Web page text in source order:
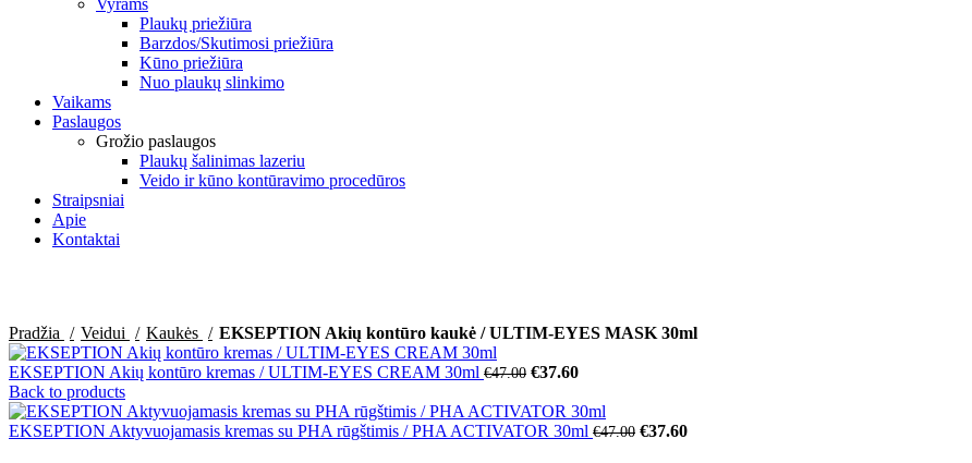
Vyrams
Plaukų priežiūra
Barzdos/Skutimosi priežiūra
Kūno priežiūra
Nuo plaukų slinkimo
Vaikams
Paslaugos
Grožio paslaugos
Plaukų šalinimas lazeriu
Veido ir kūno kontūravimo procedūros
Straipsniai
Apie
Kontaktai
Pradžia
Veidui Kaukės EKSEPTION Akių kontūro kaukė / ULTIM-EYES MASK 30ml
EKSEPTION Akių kontūro kremas / ULTIM-EYES CREAM 30ml €47.00 €37.60
Back to products
EKSEPTION Aktyvuojamasis kremas su PHA rūgštimis / PHA ACTIVATOR 30ml €47.00 €37.60